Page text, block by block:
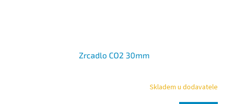
Zrcadlo CO2 30mm
Skladem u dodavatele